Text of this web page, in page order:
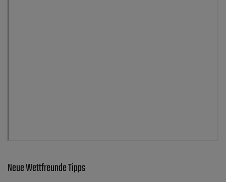
Neue Wettfreunde Tipps